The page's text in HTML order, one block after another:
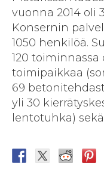
vuonna 2014 oli
Konsernin
1050 henkilöä.
120
toimipaikkaa
69
yli 30
lentotuhka)